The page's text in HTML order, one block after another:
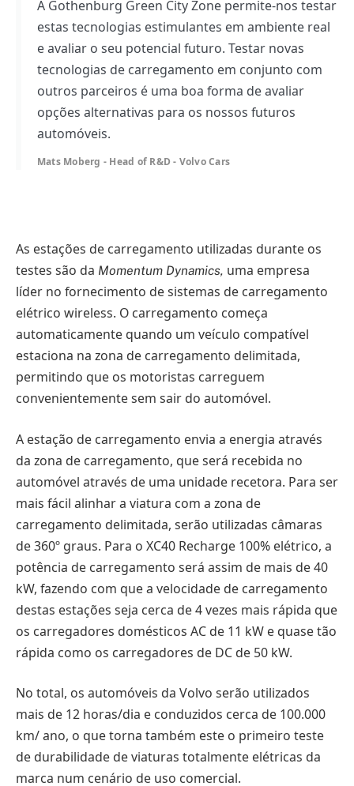
A Gothenburg Green City Zone permite-nos testar
estas tecnologias estimulantes em ambiente real
e avaliar o seu potencial futuro. Testar novas
tecnologias de carregamento em conjunto com
outros parceiros é uma boa forma de avaliar
opções alternativas para os nossos futuros
automóveis.
Mats Moberg - Head of R&D - Volvo Cars
As estações de carregamento utilizadas durante os
testes são da Momentum Dynamics, uma empresa
líder no fornecimento de sistemas de carregamento
elétrico wireless. O carregamento começa
automaticamente quando um veículo compatível
estaciona na zona de carregamento delimitada,
permitindo que os motoristas carreguem
convenientemente sem sair do automóvel.
A estação de carregamento envia a energia através
da zona de carregamento, que será recebida no
automóvel através de uma unidade recetora. Para ser
mais fácil alinhar a viatura com a zona de
carregamento delimitada, serão utilizadas câmaras
de 360º graus. Para o XC40 Recharge 100% elétrico, a
potência de carregamento será assim de mais de 40
kW, fazendo com que a velocidade de carregamento
destas estações seja cerca de 4 vezes mais rápida que
os carregadores domésticos AC de 11 kW e quase tão
rápida como os carregadores de DC de 50 kW.
No total, os automóveis da Volvo serão utilizados
mais de 12 horas/dia e conduzidos cerca de 100.000
km/ ano, o que torna também este o primeiro teste
de durabilidade de viaturas totalmente elétricas da
marca num cenário de uso comercial.